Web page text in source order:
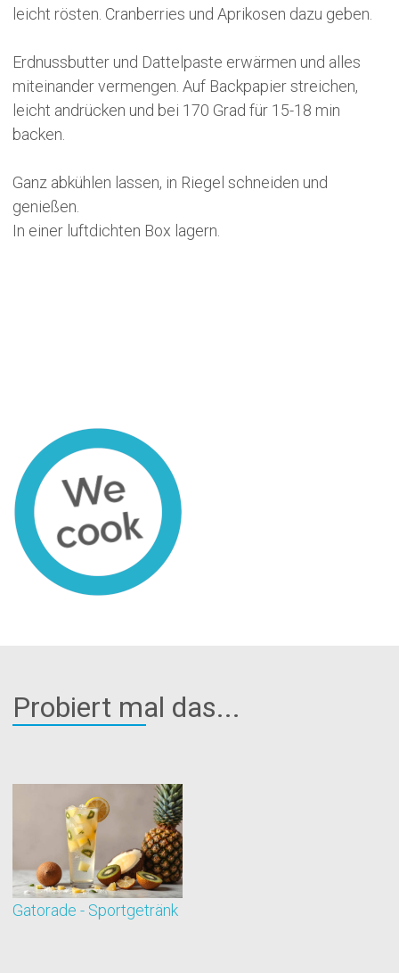
leicht rösten. Cranberries und Aprikosen dazu geben.
Erdnussbutter und Dattelpaste erwärmen und alles
miteinander vermengen. Auf Backpapier streichen,
leicht andrücken und bei 170 Grad für 15-18 min
backen.
Ganz abkühlen lassen, in Riegel schneiden und
genießen.
In einer luftdichten Box lagern.
Probiert mal das...
Gatorade - Sportgetränk